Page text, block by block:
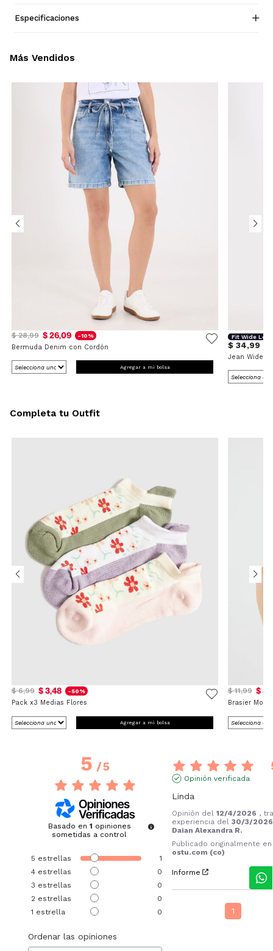
Especificaciones
$ 28,99 $ 26,09 -10%
Bermuda Denim con Cordón
Agregar a mi bolsa
Fit Wide Leg
$ 34,99
Jean Wide
Más Vendidos
$ 6,99 $ 3,48 -50%
Pack x3 Medias Flores
Agregar a mi bolsa
$ 11,99 $
Brasier
Completa tu Outfit
5/5
Basado en 1 opiniones
sometidas a control
5 estrellas
1
4 estrellas
0
3 estrellas
0
2 estrellas
0
1 estrella 0
Ordenar las opiniones
Opinión verificada
Linda
Opinión del12/4/2026 ,
experiencia del30/3/2026
Daian Alexandra R.
Publicado originalmente en
ostu.com (co)
Informe
1